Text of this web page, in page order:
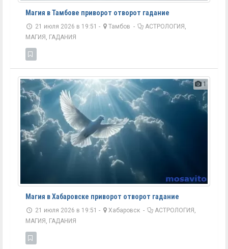
Магия в Тамбове приворот отворот гадание
21 июля 2026 в 19:51 - Тамбов -
АСТРОЛОГИЯ,
МАГИЯ, ГАДАНИЯ
1
Магия в Хабаровске приворот отворот гадание
21 июля 2026 в 19:51 - Хабаровск -
АСТРОЛОГИЯ,
МАГИЯ, ГАДАНИЯ